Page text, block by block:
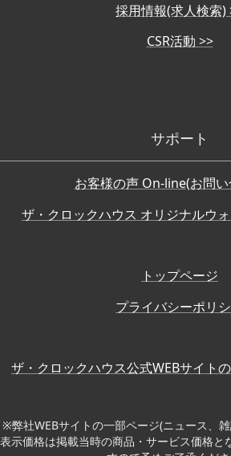
採用情報(求人検索)
CSR活動 >>
サポート
お客様の声 On-line(お問
ザ・クロックハウス オリジナルウ
トップページ
プライバシーポリ
ザ・クロックハウス公式WEBサイト
※弊社WEBサイトの一部ページ(ニュース、
表示価格は掲載当時の商品・サービス価格と